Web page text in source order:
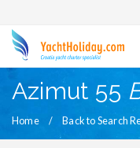
Azimut 55
Home Back to Search